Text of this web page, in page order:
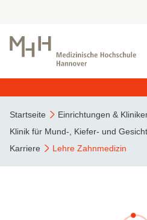
Startseite Einrichtungen &
Klinik für Mund-, Kiefer- und
Karriere
Lehre Zahnmedizin